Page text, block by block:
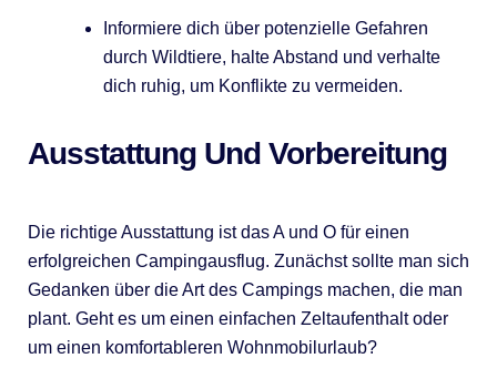
Informiere dich über potenzielle Gefahren
durch Wildtiere, halte Abstand und verhalte
dich ruhig, um Konflikte zu vermeiden.
Ausstattung Und Vorbereitung
Die richtige Ausstattung ist das A und O für einen
erfolgreichen Campingausflug. Zunächst sollte man sich
Gedanken über die Art des Campings machen, die man
plant. Geht es um einen einfachen Zeltaufenthalt oder
um einen komfortableren Wohnmobilurlaub?